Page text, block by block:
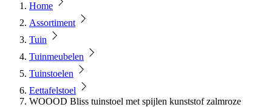
Home
Assortiment
Tuin
Tuinmeubelen
Tuinstoelen
Eettafelstoel
WOOOD Bliss tuinstoel met spijlen kunststof zalmroze